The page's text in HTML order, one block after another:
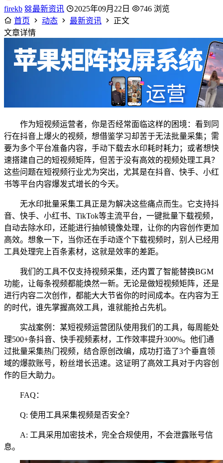
firekb 最新资讯 2025年09月22日
746 浏览
首页
动态 最新资讯
正文
文章详情
作为短视频运营者，你是否经常面临这样的困境：看到同
行在抖音上爆火的视频，想借鉴学习却苦于无法批量采集；需
要为多个平台准备内容，手动下载去水印耗时耗力；或者想快
速搭建自己的短视频矩阵，但苦于没有高效的视频处理工具？
这些问题在短视频行业尤为突出，尤其是在抖音、快手、小红
书等平台内容爆发式增长的今天。
无水印批量采集工具正是为解决这些痛点而生。它支持抖
音、快手、小红书、TikTok等主流平台，一键批量下载视频，
自动去除水印，还能进行抽帧镜像处理，让你的内容创作更加
高效。想象一下，当你还在手动逐个下载视频时，别人已经用
工具处理完上百条素材，这就是效率的差距。
我们的工具不仅支持视频采集，还内置了智能替换BGM
功能，让每条视频都能焕然一新。无论是做短视频矩阵，还是
进行内容二次创作，都能大大节省你的时间成本。在内容为王
的时代，谁先掌握高效工具，谁就能抢占先机。
实战案例：某短视频运营团队使用我们的工具，每周能处
理500+条抖音、快手视频素材，工作效率提升300%。他们通
过批量采集热门视频，结合原创改编，成功打造了3个垂直领
域的爆款账号，粉丝增长迅速。这证明了高效工具对于内容创
作的巨大助力。
FAQ：
Q: 使用工具采集视频是否安全？
A: 工具采用加密技术，完全合规使用，不会泄露账号信
息。